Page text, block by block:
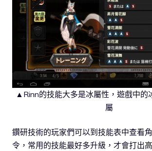
▲Rinn的技能大多是冰屬性，遊戲中的
屬
鑽研技術的玩家們可以到技能表中查看
令，常用的技能最好多升級，才會打出